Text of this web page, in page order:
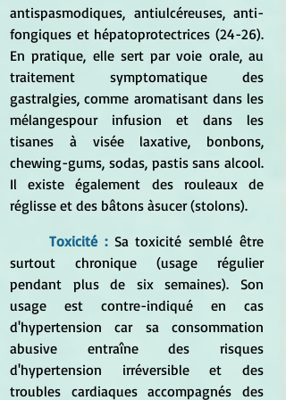
antispasmodiques, antiulcéreuses, anti-
fongiques et hépatoprotectrices (24-26).
En pratique, elle sert par voie orale, au
traitement symptomatique des
gastralgies, comme aromatisant dans les
mélangespour infusion et dans les
tisanes à visée laxative, bonbons,
chewing-gums, sodas, pastis sans alcool.
Il existe également des rouleaux de
réglisse et des bâtons àsucer (stolons).
Toxicité : Sa toxicité semblé être
surtout chronique (usage régulier
pendant plus de six semaines). Son
usage est contre-indiqué en cas
d'hypertension car sa consommation
abusive entraîne des risques
d'hypertension irréversible et des
troubles cardiaques accompagnés des